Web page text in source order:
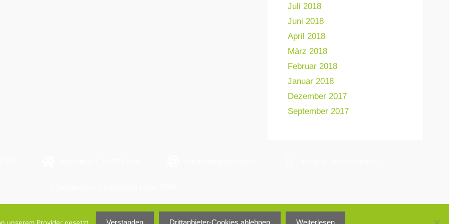
Juli 2018
Juni 2018
April 2018
März 2018
Februar 2018
Januar 2018
Dezember 2017
September 2017
Impressum
Verstanden Drittanbieter-Cookies ablehnen Weiterlesen